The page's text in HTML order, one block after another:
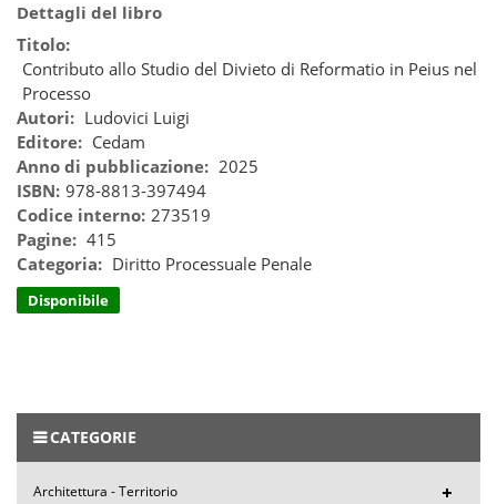
Dettagli del libro
Titolo:
Contributo allo Studio del Divieto di Reformatio in Peius nel
Processo
Autori: Ludovici Luigi
Editore: Cedam
Anno di pubblicazione: 2025
ISBN: 978-8813-397494
Codice interno: 273519
Pagine: 415
Categoria: Diritto Processuale Penale
Disponibile
CATEGORIE
Architettura - Territorio